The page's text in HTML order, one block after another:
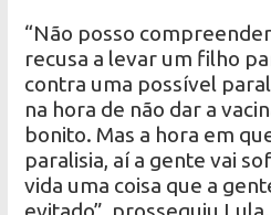
“Não posso
recusa a levar um filho
contra uma possível
na hora de não dar a
bonito. Mas a hora em
paralisia, aí a gente vai
vida uma coisa que a